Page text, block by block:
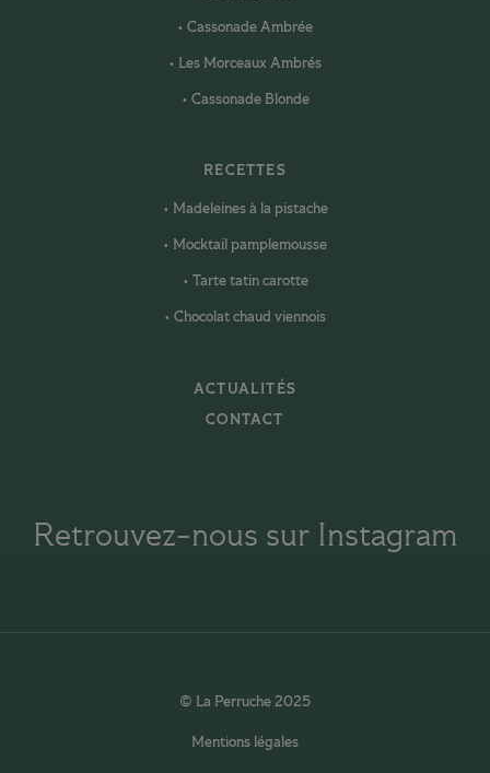
Cassonade Ambrée
Les Morceaux Ambrés
Cassonade Blonde
RECETTES
Madeleines à la pistache
Mocktail pamplemousse
Tarte tatin carotte
Chocolat chaud viennois
ACTUALITÉS
CONTACT
Retrouvez-nous sur Instagram
© La Perruche 2025
Mentions légales